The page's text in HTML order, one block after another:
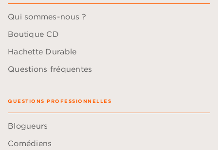
Qui sommes-nous ?
Boutique CD
Hachette Durable
Questions fréquentes
QUESTIONS PROFESSIONNELLES
Blogueurs
Comédiens